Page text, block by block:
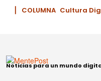
▏ COLUMNA Cultura
Noticias para un mundo